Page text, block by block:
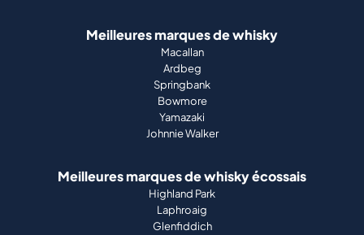
Meilleures marques de whisky
Macallan
Ardbeg
Springbank
Bowmore
Yamazaki
Johnnie Walker
Meilleures marques de whisky écossais
Highland Park
Laphroaig
Glenfiddich